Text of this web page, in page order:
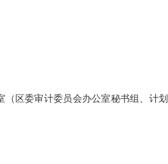
区委审计委员会办公室秘书组、计划